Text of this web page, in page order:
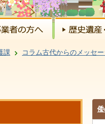
課 コラム古代からのメッセー